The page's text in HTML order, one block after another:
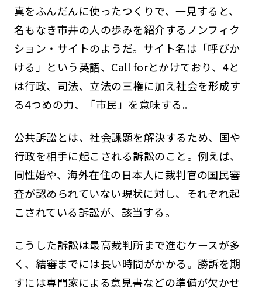
真をふんだんに使ったつくりで、一見すると、
名もなき市井の人の歩みを紹介するノンフィク
ション・サイトのようだ。サイト名は「呼びか
ける」という英語、Call forとかけており、4と
は行政、司法、立法の三権に加え社会を形成す
る4つめの力、「市民」を意味する。
公共訴訟とは、社会課題を解決するため、国や
行政を相手に起こされる訴訟のこと。例えば、
同性婚や、海外在住の日本人に裁判官の国民審
査が認められていない現状に対し、それぞれ起
こされている訴訟が、該当する。
こうした訴訟は最高裁判所まで進むケースが多
く、結審までには長い時間がかかる。勝訴を期
すには専門家による意見書などの準備が欠かせ